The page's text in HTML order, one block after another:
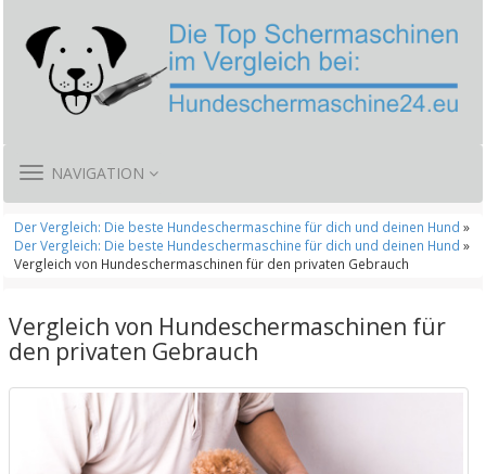
TOGGLE
NAVIGATION
Der Vergleich: Die beste Hundeschermaschine für dich und deinen Hund »
Der Vergleich: Die beste Hundeschermaschine für dich und deinen Hund »
Vergleich von Hundeschermaschinen für den privaten Gebrauch
Vergleich von Hundeschermaschinen für
den privaten Gebrauch